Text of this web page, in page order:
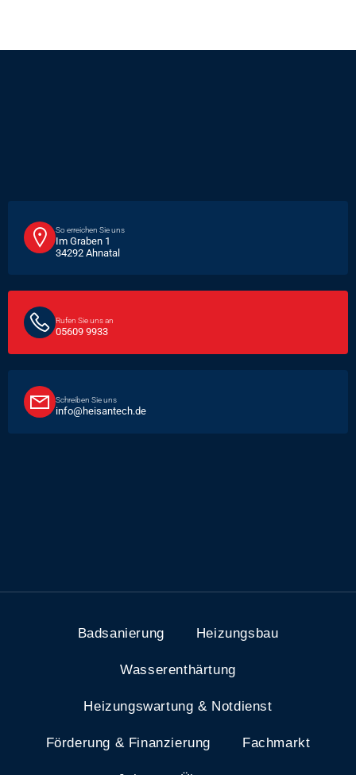
So erreichen Sie uns
Im Graben 1
34292 Ahnatal
Rufen Sie uns an
05609 9933
Schreiben Sie uns
info@heisantech.de
Badsanierung Heizungsbau
Wasserenthärtung
Heizungswartung & Notdienst
Förderung & Finanzierung Fachmarkt